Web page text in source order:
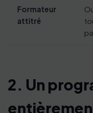
Formateur
attitré
2. Un